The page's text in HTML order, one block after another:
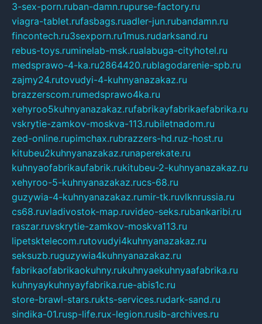
3-sex-porn.ruban-damn.rupurse-factory.ru
viagra-tablet.rufasbags.ruadler-jun.rubandamn.ru
fincontech.ru3sexporn.ru1mus.rudarksand.ru
rebus-toys.ruminelab-msk.rualabuga-cityhotel.ru
medsprawo-4-ka.ru2864420.rublagodarenie-spb.ru
zajmy24.rutovudyi-4-kuhnyanazakaz.ru
brazzerscom.rumedsprawo4ka.ru
xehyroo5kuhnyanazakaz.rufabrikayfabrikaefabrika.ru
vskrytie-zamkov-moskva-113.rubiletnadom.ru
zed-online.rupimchax.rubrazzers-hd.ruz-host.ru
kitubeu2kuhnyanazakaz.runaperekate.ru
kuhnyaofabrikaufabrik.rukitubeu-2-kuhnyanazakaz.ru
xehyroo-5-kuhnyanazakaz.rucs-68.ru
guzywia-4-kuhnyanazakaz.rumir-tk.ruvlknrussia.ru
cs68.ruvladivostok-map.ruvideo-seks.rubankaribi.ru
raszar.ruvskrytie-zamkov-moskva113.ru
lipetsktelecom.rutovudyi4kuhnyanazakaz.ru
seksuzb.ruguzywia4kuhnyanazakaz.ru
fabrikaofabrikaokuhny.rukuhnyaekuhnyaafabrika.ru
kuhnyaykuhnyayfabrika.rue-abis1c.ru
store-brawl-stars.rukts-services.rudark-sand.ru
sindika-01.rusp-life.rux-legion.rusib-archives.ru